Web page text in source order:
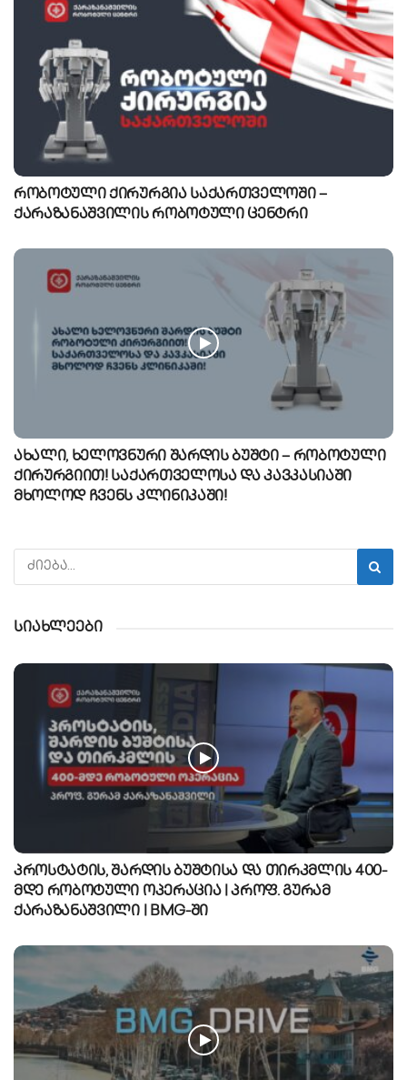
რობოტული ქირურგია საქართველოში –
ქარაზანაშვილის რობოტული ცენტრი
ახალი, ხელოვნური შარდის ბუშტი – რობოტული
ქირურგიით! საქართველოსა და კავკასიაში
მხოლოდ ჩვენს კლინიკაში!
სიახლეები
პროსტატის, შარდის ბუშტისა და თირკმლის 400-
მდე რობოტული ოპერაცია | პროფ. გურამ
ქარაზანაშვილი | BMG-ში